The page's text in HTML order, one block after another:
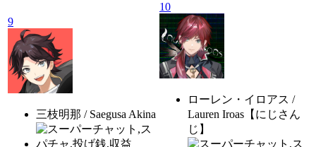
9
三枝明那 / Saegusa Akina
10
ローレン・イロアス /
Lauren Iroas【にじさん
じ】